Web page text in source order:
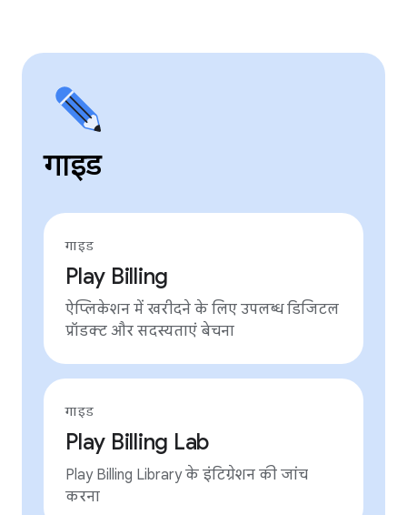
गाइड
गाइड
Play Billing
ऐप्लिकेशन में खरीदने के लिए उपलब्ध डिजिटल
प्रॉडक्ट और सदस्यताएं बेचना
गाइड
Play Billing Lab
Play Billing Library के इंटिग्रेशन की जांच
करना